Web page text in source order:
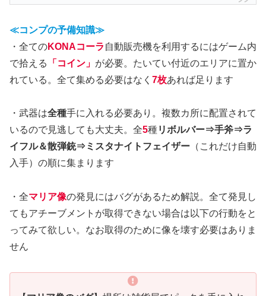
≪コンプの予備知識≫
・全てのKONAコーラ 自動販売機を利用するにはゲーム内
で拾える
「コイン」 が必要。たいてい付近のエリアに置か
れている。全て集める必要はなく 7枚あれば足ります
・武器は全種手に入れる必要あり。複数カ所に配置されて
いるので見逃しても大丈夫。全5種リボルバー⇒手斧⇒ラ
イフル＆散弾銃⇒ミスタナイトフェイザー （これだけ自動
入手）の順に集まります
・全マリア像の発見にはバグがあるため解説。全て発見し
てもアチーブメントが取得できない場合は以下の行動をと
ってみて欲しい。なお取得のために像を壊す必要はありま
せん